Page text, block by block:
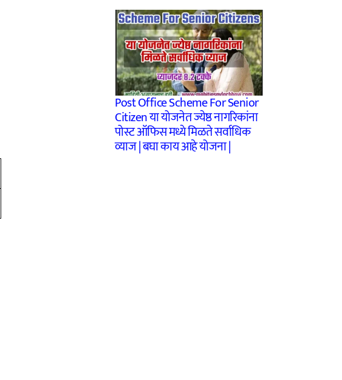
Post Office Scheme For Senior
Citizen या योजनेत ज्येष्ठ नागरिकांना
पोस्ट ऑफिस मध्ये मिळते सर्वाधिक
व्याज | बघा काय आहे योजना |